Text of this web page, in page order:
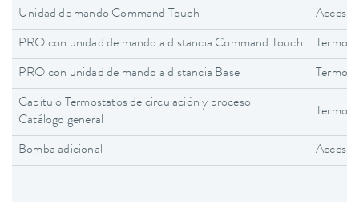
Unidad de mando Command Touch
PRO con unidad de mando a distancia Command Touch
PRO con unidad de mando a distancia Base
Capítulo Termostatos de circulación y proceso
Catálogo general
Bomba adicional